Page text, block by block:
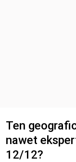
Ten
nawet
12/12?